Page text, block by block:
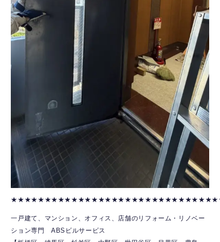
一戸建て、マンション、オフィス、店舗のリフォーム・リノベー
ション専門 ABSビルサービス